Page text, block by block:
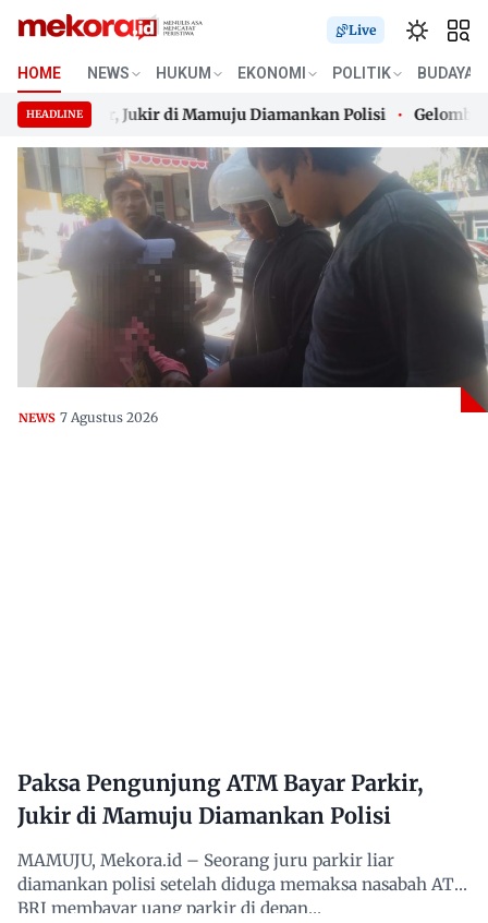
Skip
content
Live
HOME NEWS HUKUM EKONOMI POLITIK BUDAYA
HEADLINE
Parkir, Jukir di Mamuju Diamankan Polisi Gelombang
Parkir, Jukir di Mamuju Diamankan Polisi Gelombang
NEWS 7 Agustus 2026
Paksa Pengunjung ATM Bayar Parkir,
Jukir di Mamuju Diamankan Polisi
MAMUJU, Mekora.id – Seorang juru parkir liar
diamankan polisi setelah diduga memaksa nasabah ATM
BRI membayar uang parkir di depan…